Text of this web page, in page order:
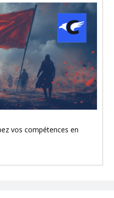
vos compétences en